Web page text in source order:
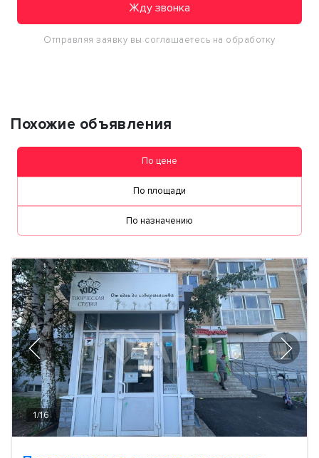
Жду звонка
Отправляя заявку вы соглашаетесь на обработку
Похожие объявления
По цене
По площади
По назначению
1/16